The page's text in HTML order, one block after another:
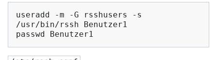
useradd -m -G rsshusers
-s
/usr/bin/rssh
Benutzer1
passwd